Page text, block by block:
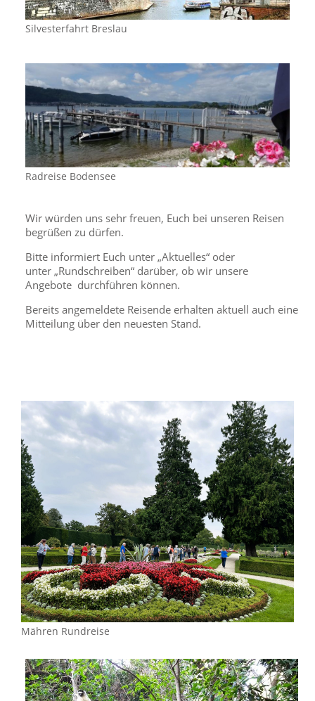
Silvesterfahrt Breslau
Radreise Bodensee
Wir würden uns sehr freuen, Euch bei unseren Reisen
begrüßen zu dürfen.
Bitte informiert Euch unter „Aktuelles“ oder
unter „Rundschreiben“ darüber, ob wir unsere
Angebote durchführen können.
Bereits angemeldete Reisende erhalten aktuell auch eine
Mitteilung über den neuesten Stand.
Mähren Rundreise